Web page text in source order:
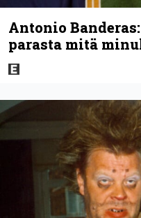
Antonio
parasta mitä